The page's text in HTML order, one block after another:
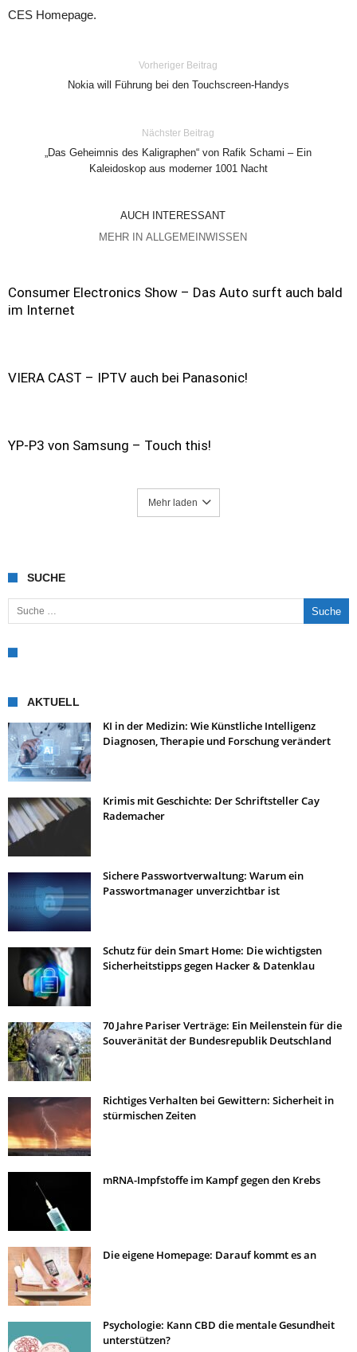
CES Homepage.
Vorheriger Beitrag
Nokia will Führung bei den Touchscreen-Handys
Nächster Beitrag
„Das Geheimnis des Kaligraphen“ von Rafik Schami – Ein
Kaleidoskop aus moderner 1001 Nacht
AUCH INTERESSANT
MEHR IN ALLGEMEINWISSEN
Consumer Electronics Show – Das Auto surft auch bald
im Internet
VIERA CAST – IPTV auch bei Panasonic!
YP-P3 von Samsung – Touch this!
Mehr laden
SUCHE
Suche nach:
AKTUELL
KI in der Medizin: Wie Künstliche Intelligenz
Diagnosen, Therapie und Forschung verändert
Krimis mit Geschichte: Der Schriftsteller Cay
Rademacher
Sichere Passwortverwaltung: Warum ein
Passwortmanager unverzichtbar ist
Schutz für dein Smart Home: Die wichtigsten
Sicherheitstipps gegen Hacker & Datenklau
70 Jahre Pariser Verträge: Ein Meilenstein für die
Souveränität der Bundesrepublik Deutschland
Richtiges Verhalten bei Gewittern: Sicherheit in
stürmischen Zeiten
mRNA-Impfstoffe im Kampf gegen den Krebs
Die eigene Homepage: Darauf kommt es an
Psychologie: Kann CBD die mentale Gesundheit
unterstützen?